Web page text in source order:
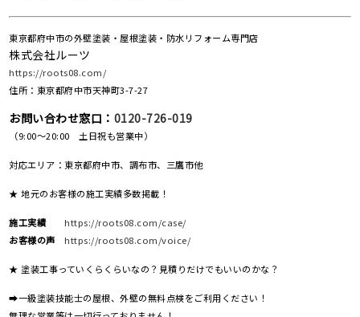
東京都府中市の外壁塗装・屋根塗装・防水リフォーム専門店
株式会社ルーツ
https://roots08.com/
住所：東京都府中市天神町3-7-27
お問い合わせ窓口： 0120-726-019
（9:00～20:00 土日祝も営業中）
対応エリア：東京都府中市、調布市、三鷹市他
★ 地元のお客様の施工実績多数掲載！
施工実績
https://roots08.com/case/
お客様の声
https://roots08.com/voice/
★ 塗装工事っていくらくらいなの？見積りだけでもいいのかな？
➡一級塗装技能士の屋根、外壁の無料点検をご利用ください！